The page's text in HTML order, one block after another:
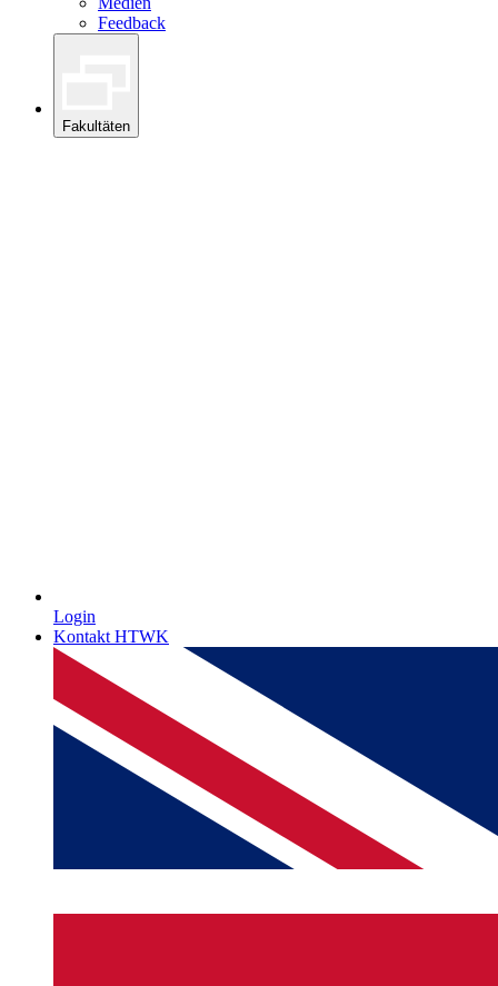
Feedback
Fakultäten
Login
Kontakt HTWK